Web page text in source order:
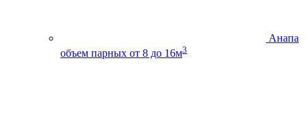
Анапа
объем парных от 8 до 16м3